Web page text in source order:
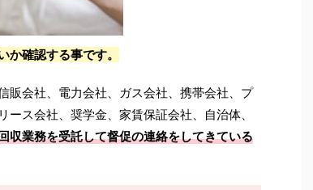
確認する事です。
販会社、電力会社、ガス会社、携帯会社、プ
ス会社、奨学金、家賃保証会社、自治体、
収業務を受託して督促の連絡をしてきている